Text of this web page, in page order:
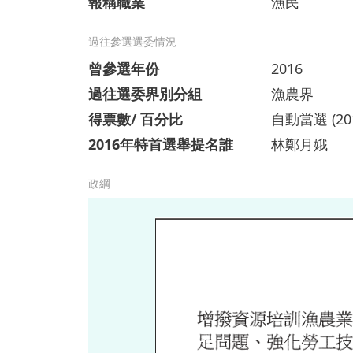
過往參選選委情況
曾參選年份
2016
過往選委界別分組
漁農界
得票數/ 百分比
自動當選
2016年特首選舉提名誰
林鄭月娥
政綱